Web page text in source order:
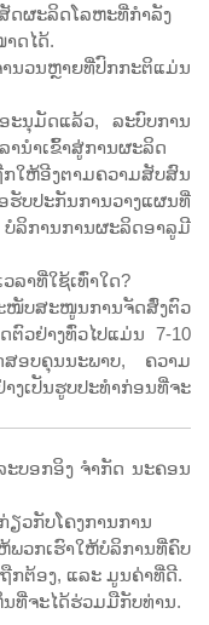
ດຜະລິດໂລຫະທີ່ກຳລັງ
ດໄດ້.
ວນຫຼາຍທີ່ປົກກະຕິແມ່ນ
ະນຸມັດແລ້ວ, ລະບົບການ
ານຳເຂົ້າສູ່ການຜະລິດ
ກໃຫ້ອີງຕາມຄວາມສັບສົນ
ຮັບປະກັນການວາງແຜນທີ່
ລິການການຜະລິດອາລູມີ
ລາທີ່ໃຊ້ເທົ່າໃດ?
ບສະໜູນການຈັດສົ່ງຕົວ
ຕົວຢ່າງທົ່ວໄປແມ່ນ 7-10
ສອບຄຸນນະພາບ, ຄວາມ
ງເປັນຮູບປະທຳກ່ອນທີ່ຈະ
ບອກອິງ ຈຳກັດ ນະຄອນ
ຽວກັບໂຄງການການ
ວກເຮົາໃຫ້ບໍລິການທີ່ຄົບ
ກຕ້ອງ, ແລະ ມູນຄ່າທີ່ດີ.
ທີ່ຈະໄດ້ຮ່ວມມືກັບທ່ານ.